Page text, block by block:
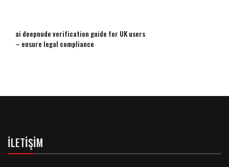
ai deepnude verification guide for UK users
– ensure legal compliance
İLETIŞIM